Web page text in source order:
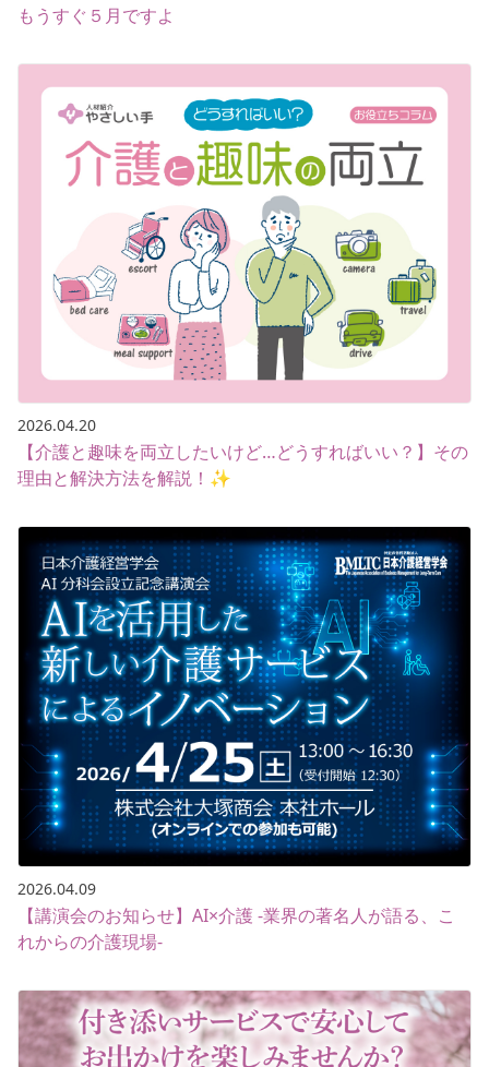
もうすぐ５月ですよ
2026.04.20
【介護と趣味を両立したいけど…どうすればいい？】その
理由と解決方法を解説！✨
2026.04.09
【講演会のお知らせ】AI×介護 -業界の著名人が語る、こ
れからの介護現場-